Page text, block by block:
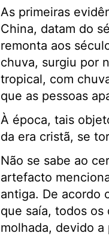
As primeiras
China, datam do
remonta aos
chuva, surgiu por
tropical, com
que as pessoas
À época, tais
da era cristã, se
Não se sabe ao
artefacto
antiga. De acordo
que saía, todos os
molhada, devido